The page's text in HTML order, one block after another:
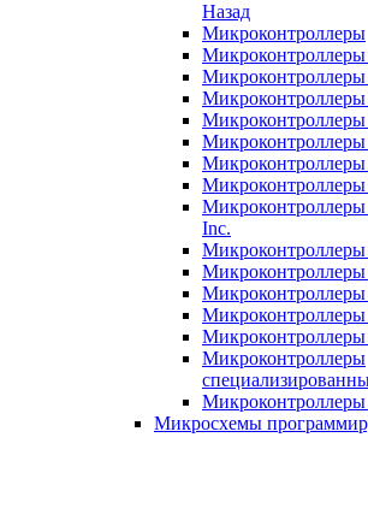
Назад
Микроконтроллеры
Микроконтроллеры
Микроконтроллеры
Inc.
Микроконтроллеры
Микроконтроллеры
Микроконтроллеры
Микроконтроллеры
Микросхемы